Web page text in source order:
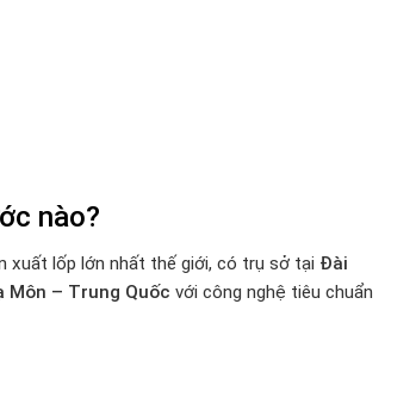
nào?
xuất lốp lớn nhất thế giới, có trụ sở tại Đài
Môn – Trung Quốc với công nghệ tiêu chuẩn